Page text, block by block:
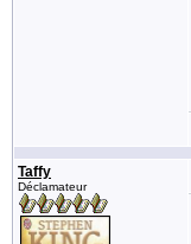
Taffy
Déclamateur